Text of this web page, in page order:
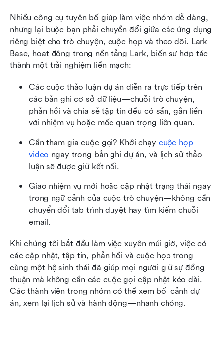
Nhiều công cụ tuyên bố giúp làm việc nhóm dễ dàng,
nhưng lại buộc bạn phải chuyển đổi giữa các ứng dụng
riêng biệt cho trò chuyện, cuộc họp và theo dõi. Lark
Base, hoạt động trong nền tảng Lark, biến sự hợp tác
thành một trải nghiệm liền mạch:
Các cuộc thảo luận dự án diễn ra trực tiếp trên
các bản ghi cơ sở dữ liệu—chuỗi trò chuyện,
phản hồi và chia sẻ tập tin đều có sẵn, gắn liền
với nhiệm vụ hoặc mốc quan trọng liên quan.
Cần tham gia cuộc gọi? Khởi chạy cuộc họp
video ngay trong bản ghi dự án, và lịch sử thảo
luận sẽ được giữ kết nối.
Giao nhiệm vụ mới hoặc cập nhật trạng thái ngay
trong ngữ cảnh của cuộc trò chuyện—không cần
chuyển đổi tab trình duyệt hay tìm kiếm chuỗi
email.
Khi chúng tôi bắt đầu làm việc xuyên múi giờ, việc có
các cập nhật, tập tin, phản hồi và cuộc họp trong
cùng một hệ sinh thái đã giúp mọi người giữ sự đồng
thuận mà không cần các cuộc gọi cập nhật kéo dài.
Các thành viên trong nhóm có thể xem bối cảnh dự
án, xem lại lịch sử và hành động—nhanh chóng.